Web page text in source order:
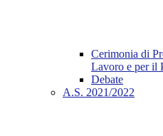
Cerimonia di
Lavoro e per il
Debate
A.S. 2021/2022